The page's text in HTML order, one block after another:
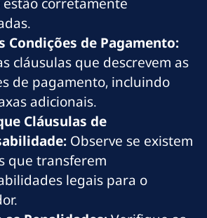
Condições de Pagamento:
cláusulas que descrevem as
de pagamento, incluindo
adicionais.
Cláusulas de
Observe se existem
que transferem
legais para o